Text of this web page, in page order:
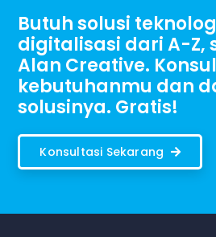
Butuh solusi
digitalisasi dari A-Z,
Alan Creative.
kebutuhanmu dan
solusinya. Gratis!
Konsultasi Sekarang